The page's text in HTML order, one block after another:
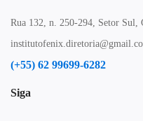
Rua 132, n. 250-294, Setor Sul,
(+55) 62 99699-6282
Siga